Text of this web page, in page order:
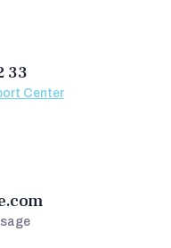
33
Center